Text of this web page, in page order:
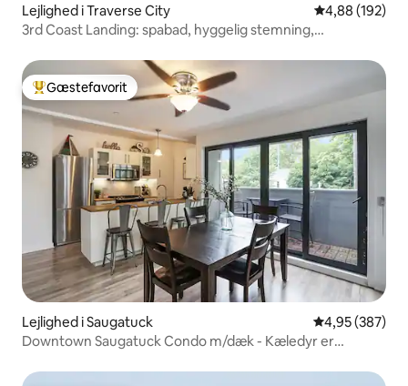
Lejlighed i Traverse City 4,88 ud af 5 i
4,88 (192)
3rd Coast Landing: spabad, hyggelig stemning,
Bedste gæstefavorit
Gæstefavorit
Lejlighed i Saugatuck 4,95 ud af 5 i
4,95 (387)
Downtown Saugatuck Condo m/dæk - Kæledyr er